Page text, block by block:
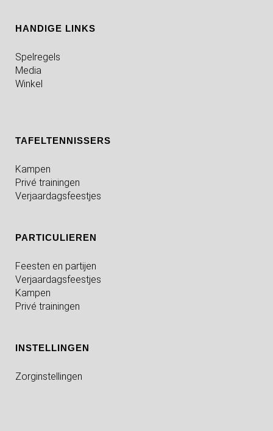
HANDIGE LINKS
Spelregels
Media
Winkel
TAFELTENNISSERS
Kampen
Privé trainingen
Verjaardagsfeestjes
PARTICULIEREN
Feesten en partijen
Verjaardagsfeestjes
Kampen
Privé trainingen
INSTELLINGEN
Zorginstellingen